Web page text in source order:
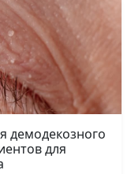
демодекозного
для